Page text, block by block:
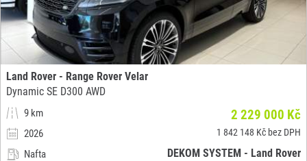
Land Rover - Range Rover Velar
Dynamic SE D300 AWD
9 km
2026
Nafta
2 229 000 Kč
1 842 148 Kč bez DPH
DEKOM SYSTEM - Land Rover